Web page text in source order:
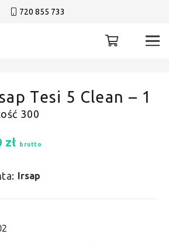
720 855 733
Tesi 5 Clean – 1
300
zł brutto
Irsap